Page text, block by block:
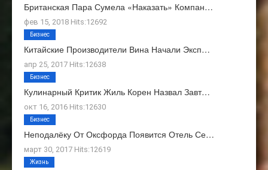
Британская Пара Сумела «наказать» Компан…
фев 15, 2018 Hits:12692
Китайские Производители Вина Начали Эксп…
апр 25, 2017 Hits:12638
Бизнес
Кулинарный Критик Жиль Корен Назвал Завт…
окт 16, 2016 Hits:12630
Бизнес
Неподалёку От Оксфорда Появится Отель Се…
март 30, 2017 Hits:12619
Бизнес
Жизнь